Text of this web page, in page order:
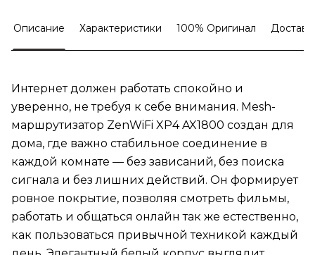
Описание Характеристики 100% Оригинал
Интернет должен работать спокойно и
уверенно, не требуя к себе внимания. Mesh-
маршрутизатор ZenWiFi XP4 AX1800 создан для
дома, где важно стабильное соединение в
каждой комнате — без зависаний, без поиска
сигнала и без лишних действий. Он формирует
ровное покрытие, позволяя смотреть фильмы,
работать и общаться онлайн так же естественно,
как пользоваться привычной техникой каждый